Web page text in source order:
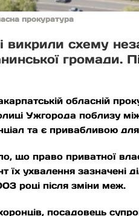
прокуратура
викрили схему
громади.
обласній
Ужгорода поблизу
та є привабливою
що право приватної
їх ухвалення зазначені
році після зміни меж.
посадовець